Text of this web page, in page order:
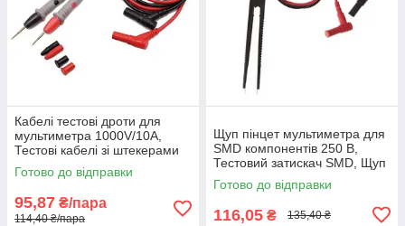
Кабелі тестові дроти для
мультиметра 1000V/10A,
Тестові кабелі зі штекерами
банана для мультиметра
Готово до відправки
95,87 ₴/пара
114,40 ₴/пара
Щуп пінцет мультиметра для
SMD компонентів 250 В,
Тестовий затискач SMD, Щуп
пінцет для вимірювання SMD
елементів
Готово до відправки
116,05 ₴ 135,40 ₴